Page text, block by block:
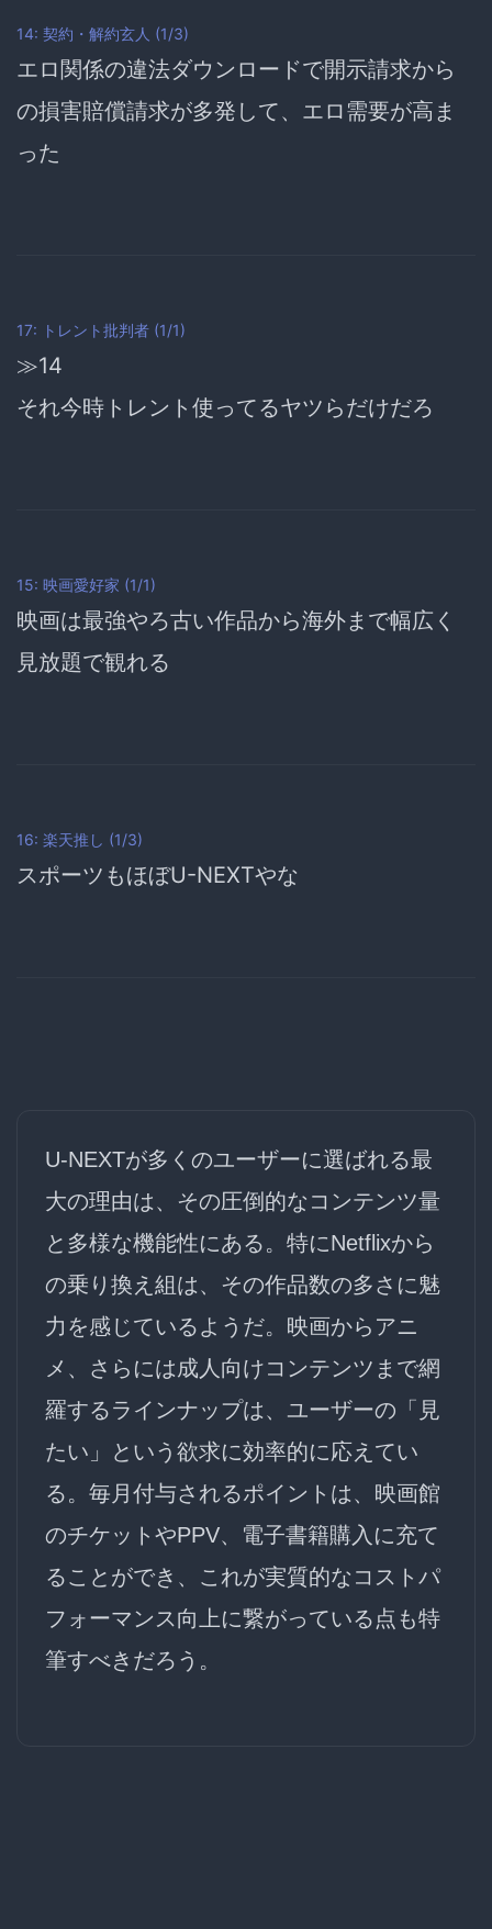
14: 契約・解約玄人 (1/3)
エロ関係の違法ダウンロードで開示請求から
の損害賠償請求が多発して、エロ需要が高ま
った
17: トレント批判者 (1/1)
≫14
それ今時トレント使ってるヤツらだけだろ
15: 映画愛好家 (1/1)
映画は最強やろ古い作品から海外まで幅広く
見放題で観れる
16: 楽天推し (1/3)
スポーツもほぼU-NEXTやな
U-NEXTが多くのユーザーに選ばれる最
大の理由は、 その圧倒的なコンテンツ量
と多様な機能性にある。特にNetflixから
の乗り換え組は、その作品数の多さに魅
力を感じているようだ。映画からアニ
メ、さらには成人向けコンテンツまで網
羅するラインナップは、ユーザーの「見
たい」という欲求に効率的に応えてい
る。毎月付与されるポイントは、映画館
のチケットやPPV、電子書籍購入に充て
ることができ、これが実質的なコストパ
フォーマンス向上に繋がっている点も特
筆すべきだろう。